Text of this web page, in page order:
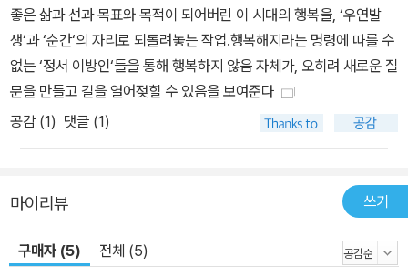
페미니스트 비평의 대상들, 그리고 <이 벽들이 말할 수 있다면 2>(이
하 <더 월 2>), <길 잃은 천사들> 같은 퀴어 영화들을 넘나들며 아메
드는 정서 이론가의 관점에서 기존의 공식적인 해석들을 무너뜨리거
나 뛰어넘는다. 예를 들어, 댈러웨이 부인이 파티에 집착하는 모습을
실망스러워했던 보부아르나, 󰡔댈러웨이 부인󰡕을 울프가 자신의 불행
티를 불행이 생명을 얻게 되는 사건으로 새롭게 해석한다. 파티를 통
해 댈러웨이 부인은 셉티머스의 자살을 “스치게” 되기 때문이다. <댈
러웨이 부인>에서 아메드가 특히 주목하는 바는, 고통이 자신의 고통
에 대한 의식을 통해서가 아니라, 그곳에 존재하지 않는 낯선 자의 고
좋은 삶과 선과 목표와 목적이 되어버린 이 시대의 행복을, ‘우연발
생‘과 ‘순간‘의 자리로 되돌려놓는 작업.행복해지라는 명령에 따를 수
없는 ‘정서 이방인‘들을 통해 행복하지 않음 자체가, 오히려 새로운 질
문을 만들고 길을 열어젖힐 수 있음을 보여준다
공감 (1) 댓글 (1)
마이리뷰 쓰기
구매자 (5) 전체 (5)